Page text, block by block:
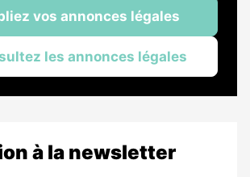
vos annonces légales
les annonces légales
à la newsletter